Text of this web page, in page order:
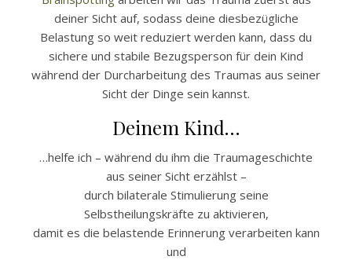
deiner Sicht auf, sodass deine diesbezügliche
Belastung so weit reduziert werden kann, dass du
sichere und stabile Bezugsperson für dein Kind
während der Durcharbeitung des Traumas aus seiner
Sicht der Dinge sein kannst.
Deinem Kind…
…helfe ich – während du ihm die Traumageschichte
aus seiner Sicht erzählst –
durch bilaterale Stimulierung seine
Selbstheilungskräfte zu aktivieren,
damit es die belastende Erinnerung verarbeiten kann
und